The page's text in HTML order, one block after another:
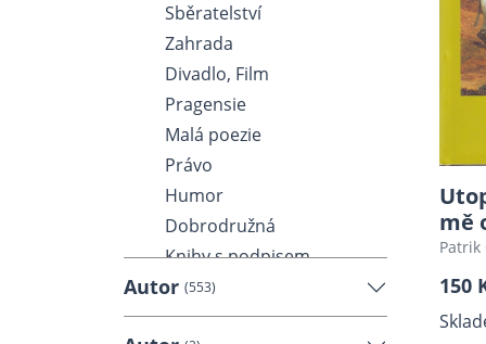
Sběratelství
Zahrada
Divadlo, Film
Pragensie
Malá poezie
Právo
Humor
Dobrodružná
Knihy s podpisem
Kniha o knize
Matematika, Fyzika,
Autor (553)
mě
150